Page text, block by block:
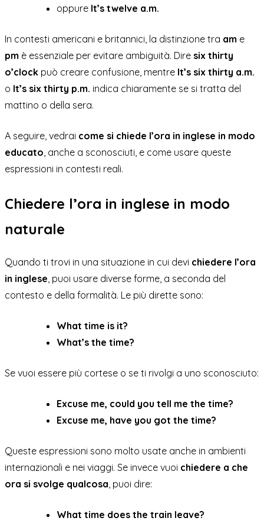
oppure It’s twelve a.m.
In contesti americani e britannici, la distinzione tra am e
pm è essenziale per evitare ambiguità. Dire six thirty
o’clock può creare confusione, mentre It’s six thirty a.m.
o It’s six thirty p.m. indica chiaramente se si tratta del
mattino o della sera.
A seguire, vedrai come si chiede l’ora in inglese in modo
educato , anche a sconosciuti, e come usare queste
espressioni in contesti reali.
Chiedere l’ora in inglese in modo
naturale
Quando ti trovi in una situazione in cui devi chiedere l’ora
in inglese , puoi usare diverse forme, a seconda del
contesto e della formalità. Le più dirette sono:
What time is it?
What’s the time?
Se vuoi essere più cortese o se ti rivolgi a uno sconosciuto:
Excuse me, could you tell me the time?
Excuse me, have you got the time?
Queste espressioni sono molto usate anche in ambienti
internazionali e nei viaggi. Se invece vuoi chiedere a che
ora si svolge qualcosa , puoi dire:
What time does the train leave?